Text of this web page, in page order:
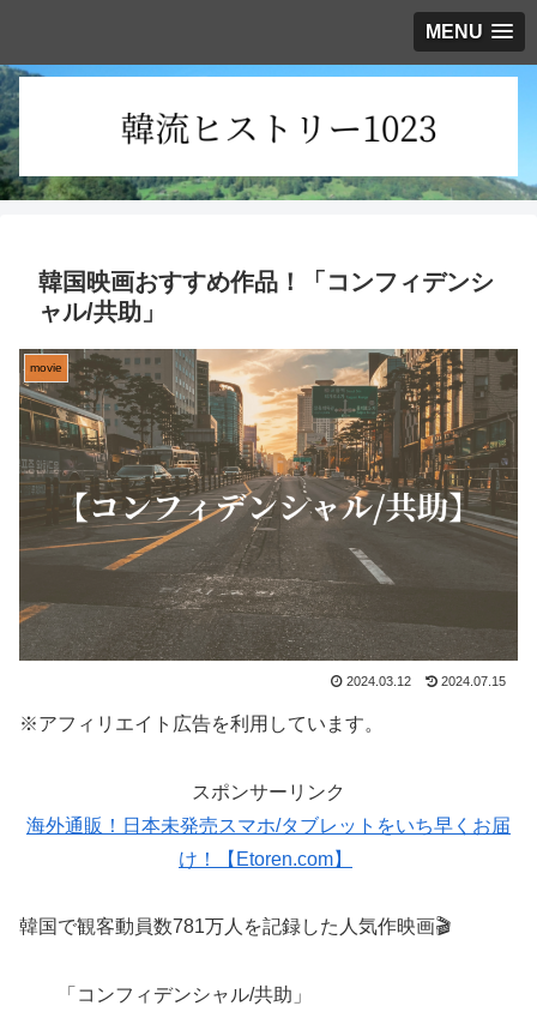
MENU
韓国映画おすすめ作品！「コンフィデンシ
ャル/共助」
movie
2024.03.12 2024.07.15
※アフィリエイト広告を利用しています。
スポンサーリンク
海外通販！日本未発売スマホ/タブレットをいち早くお届
け！【Etoren.com】
韓国で観客動員数781万人を記録した人気作映画🎬
「コンフィデンシャル/共助」